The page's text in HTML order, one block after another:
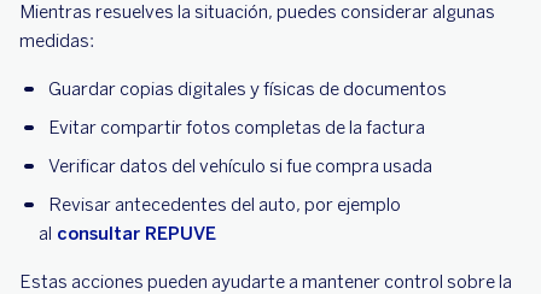
Mientras resuelves la situación, puedes considerar algunas
medidas:
Guardar copias digitales y físicas de documentos
Evitar compartir fotos completas de la factura
Verificar datos del vehículo si fue compra usada
Revisar antecedentes del auto, por ejemplo
al consultar REPUVE
Estas acciones pueden ayudarte a mantener control sobre la